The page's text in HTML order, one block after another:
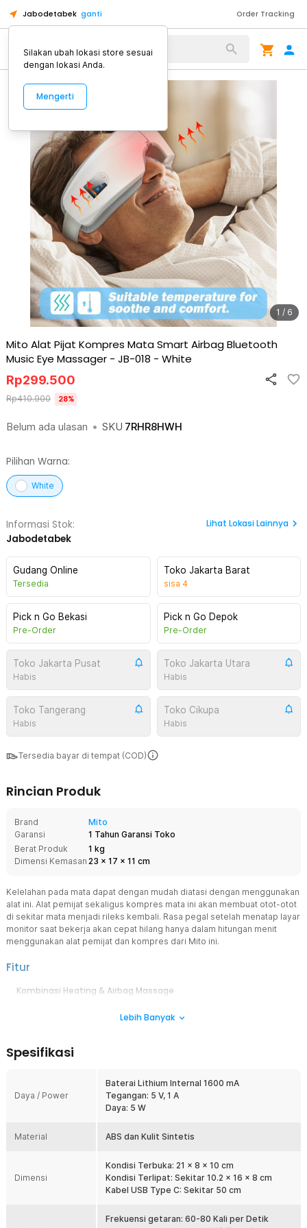
Jabodetabek ganti Order Tracking
Alat Kopi
1 / 6
Mito Alat Pijat Kompres Mata Smart Airbag Bluetooth
Music Eye Massager - JB-018 - White
Belum ada ulasan • SKU 7RHR8HWH
Rp299.500
Rp410.900 28%
Pilihan Warna:
White
Informasi Stok:
Jabodetabek
Lihat Lokasi Lainnya
Gudang Online
Tersedia
Toko Jakarta Barat
sisa 4
Pick n Go Bekasi
Pre-Order
Pick n Go Depok
Pre-Order
Toko Jakarta Pusat
Habis
Toko Jakarta Utara
Habis
Toko Tangerang
Habis
Toko Cikupa
Habis
Tersedia bayar di tempat (COD)
Rincian Produk
Brand
Mito
Garansi
1 Tahun Garansi Toko
Berat Produk
1 kg
Dimensi Kemasan 23 x 17 x 11 cm
Kelelahan pada mata dapat dengan mudah diatasi dengan menggunakan
alat ini. Alat pemijat sekaligus kompres mata ini akan membuat otot-otot
di sekitar mata menjadi rileks kembali. Rasa pegal setelah menatap layar
monitor saat bekerja akan cepat hilang hanya dalam hitungan menit
menggunakan alat pemijat dan kompres dari Mito ini.
Fitur
Kombinasi Heating & Airbag Massage
bekerja secara otomatis. Tekanan lembut membantu merilekskan
terapi profesional di rumah.
Hubungkan ke smartphone melalui Bluetooth dan nikmati musik
favorit saat terapi. Musik membantu menciptakan suasana rileks
dan nyaman. Kombinasi pijatan dan audio meningkatkan kualitas
Indikator LCD
seputar pemakaian. Anda dapat mengetahui mode yang sedang
atau Anda ingin atur ulang sesuai dengan kebutuhan.
Dapat dilipat sehingga mudah disimpan dan dibawa ke mana saja.
Lebih Banyak
Spesifikasi
Daya / Power
Baterai Lithium Internal 1600 mA
Tegangan: 5 V, 1 A
Daya: 5 W
Material ABS dan Kulit Sintetis
Dimensi
Kondisi Terbuka: 21 x 8 x 10 cm
Kondisi Terlipat: Sekitar 10.2 x 16 x 8 cm
Kabel USB Type C: Sekitar 50 cm
Frekuensi getaran: 60-80 Kali per Detik
Silakan ubah lokasi store sesuai
dengan lokasi Anda.
Mengerti